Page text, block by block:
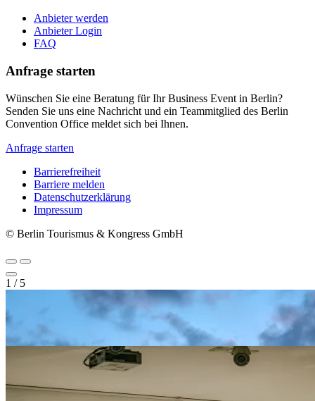
Anbieter werden
Anbieter Login
FAQ
Anfrage starten
Wünschen Sie eine Beratung für Ihr Business Event in Berlin?
Senden Sie uns eine Nachricht und ein Teammitglied des Berlin
Convention Office meldet sich bei Ihnen.
Anfrage starten
Metanavigation
Barrierefreiheit
Barriere melden
Datenschutzerklärung
Impressum
© Berlin Tourismus & Kongress GmbH
1 / 5